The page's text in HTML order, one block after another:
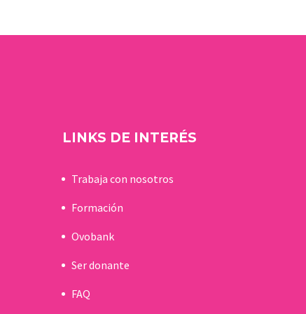
LINKS DE INTERÉS
Trabaja con nosotros
Formación
Ovobank
Ser donante
FAQ